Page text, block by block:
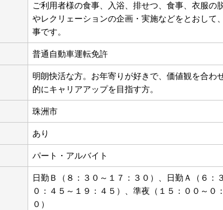
ご利用者様の食事、入浴、排せつ、食事、衣服の
やレクリェーションの企画・実施などをとおして
事です。
普通自動車運転免許
明朗快活な方。お年寄りが好きで、価値観を合わ
的にキャリアアップを目指す方。
珠洲市
あり
パート・アルバイト
日勤Ｂ（８：３０～１７：３０）、日勤Ａ（６：
０：４５～１９：４５）、準夜（１５：００～０
０）